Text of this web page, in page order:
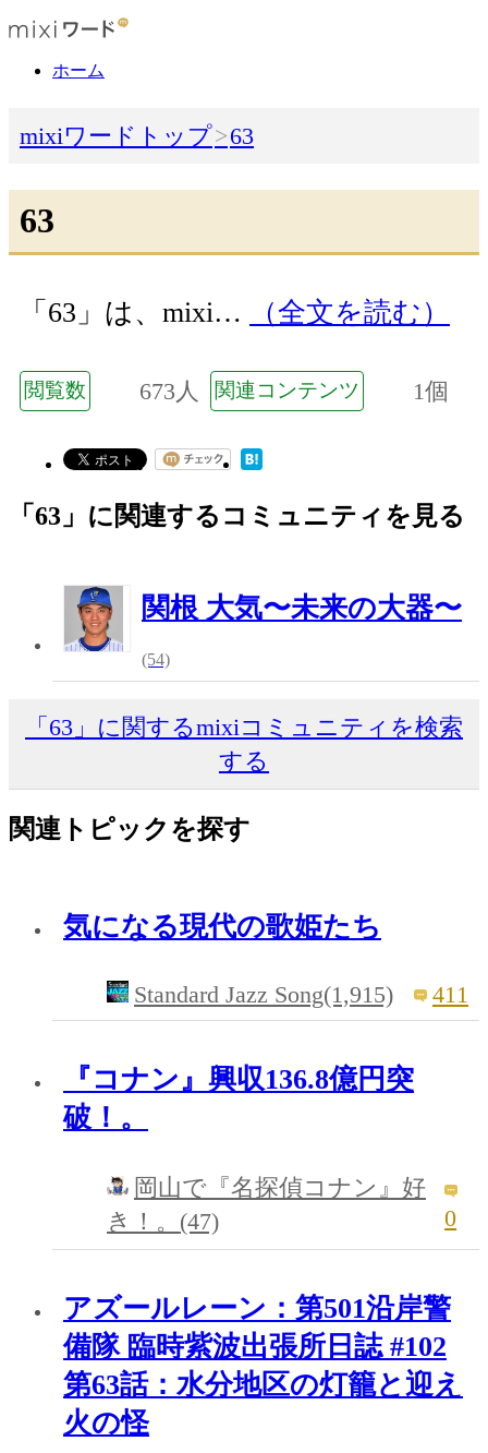
ホーム
mixiワードトップ 63
63
「63」は、mixi… （全文を読む）
閲覧数 673人 関連コンテンツ 1個
「63」に関連するコミュニティを見る
関根 大気〜未来の大器〜
(54)
「63」に関するmixiコミュニティを検索
する
関連トピックを探す
気になる現代の歌姫たち
Standard Jazz Song(1,915) 411
『コナン』興収136.8億円突
破！。
岡山で『名探偵コナン』好
き！。(47)
0
アズールレーン：第501沿岸警
備隊 臨時紫波出張所日誌 #102
第63話：水分地区の灯籠と迎え
火の怪